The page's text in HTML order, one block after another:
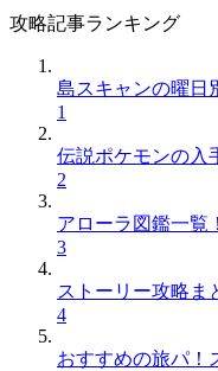
攻略記事ランキング
島スキャンの曜日
1
伝説ポケモンの入
2
アローラ図鑑一覧
3
ストーリー攻略ま
4
おすすめの旅パ！